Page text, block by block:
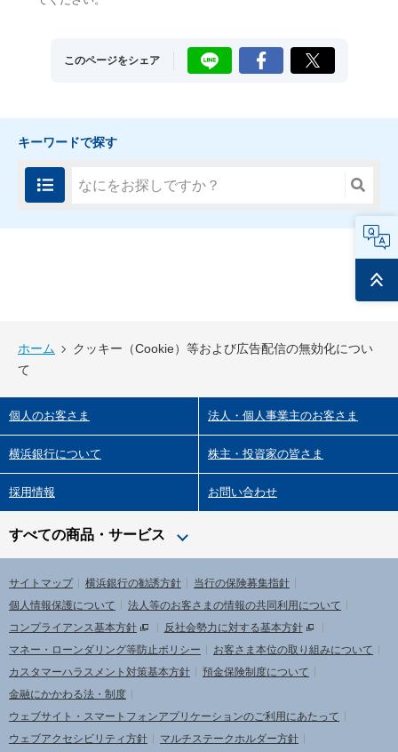
このページをシェア LINE Facebook X
キーワードで探す
トップ
ホーム
クッキー（Cookie）等および広告配信の無効化につい
て
個人のお客さま 法人・個人事業主のお客さま
横浜銀行について 株主・投資家の皆さま
採用情報 お問い合わせ
すべての商品・サービス
サイトマップ 横浜銀行の勧誘方針
当行の保険募集指針
個人情報保護について
法人等のお客さまの情報の共同利用について
コンプライアンス基本方針
反社会勢力に対する基本方針
マネー・ローンダリング等防止ポリシー
お客さま本位の取り組みについて
カスタマーハラスメント対策基本方針
預金保険制度について
金融にかかわる法・制度
ウェブサイト・スマートフォンアプリケーションのご利用にあたって
ウェブアクセシビリティ方針
マルチステークホルダー方針